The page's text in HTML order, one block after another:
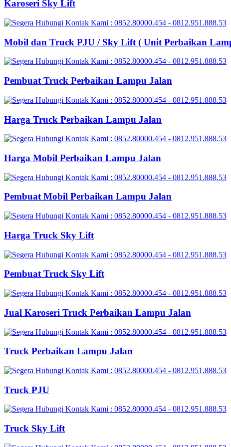
Karoseri Sky Lift
Mobil dan Truck PJU / Sky Lift ( Unit Perbaikan
Pembuat Truck Perbaikan Lampu Jalan
Harga Truck Perbaikan Lampu Jalan
Harga Mobil Perbaikan Lampu Jalan
Pembuat Mobil Perbaikan Lampu Jalan
Harga Truck Sky Lift
Pembuat Truck Sky Lift
Jual Karoseri Truck Perbaikan Lampu Jalan
Truck Perbaikan Lampu Jalan
Truck PJU
Truck Sky Lift